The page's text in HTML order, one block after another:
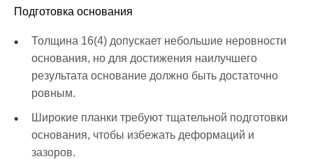
Подготовка основания
Толщина 16(4) допускает небольшие неровности
основания, но для достижения наилучшего
результата основание должно быть достаточно
ровным.
Широкие планки требуют тщательной подготовки
основания, чтобы избежать деформаций и
зазоров.